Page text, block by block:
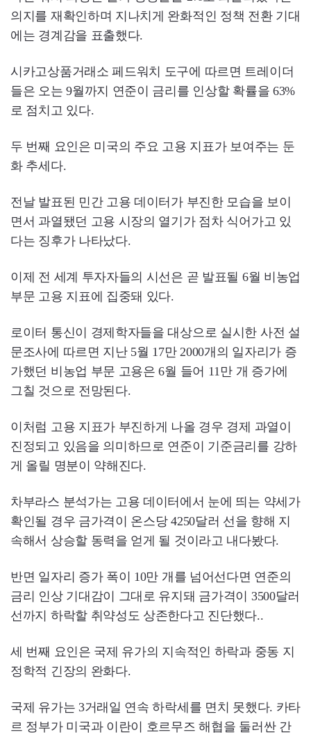
의지를 재확인하며 지나치게 완화적인 정책 전환 기대
에는 경계감을 표출했다.
시카고상품거래소 페드워치 도구에 따르면 트레이더
들은 오는 9월까지 연준이 금리를 인상할 확률을 63%
로 점치고 있다.
두 번째 요인은 미국의 주요 고용 지표가 보여주는 둔
화 추세다.
전날 발표된 민간 고용 데이터가 부진한 모습을 보이
면서 과열됐던 고용 시장의 열기가 점차 식어가고 있
다는 징후가 나타났다.
이제 전 세계 투자자들의 시선은 곧 발표될 6월 비농업
부문 고용 지표에 집중돼 있다.
로이터 통신이 경제학자들을 대상으로 실시한 사전 설
문조사에 따르면 지난 5월 17만 2000개의 일자리가 증
가했던 비농업 부문 고용은 6월 들어 11만 개 증가에
그칠 것으로 전망된다.
이처럼 고용 지표가 부진하게 나올 경우 경제 과열이
진정되고 있음을 의미하므로 연준이 기준금리를 강하
게 올릴 명분이 약해진다.
차부라스 분석가는 고용 데이터에서 눈에 띄는 약세가
확인될 경우 금가격이 온스당 4250달러 선을 향해 지
속해서 상승할 동력을 얻게 될 것이라고 내다봤다.
반면 일자리 증가 폭이 10만 개를 넘어선다면 연준의
금리 인상 기대감이 그대로 유지돼 금가격이 3500달러
선까지 하락할 취약성도 상존한다고 진단했다..
세 번째 요인은 국제 유가의 지속적인 하락과 중동 지
정학적 긴장의 완화다.
국제 유가는 3거래일 연속 하락세를 면치 못했다. 카타
르 정부가 미국과 이란이 호르무즈 해협을 둘러싼 간